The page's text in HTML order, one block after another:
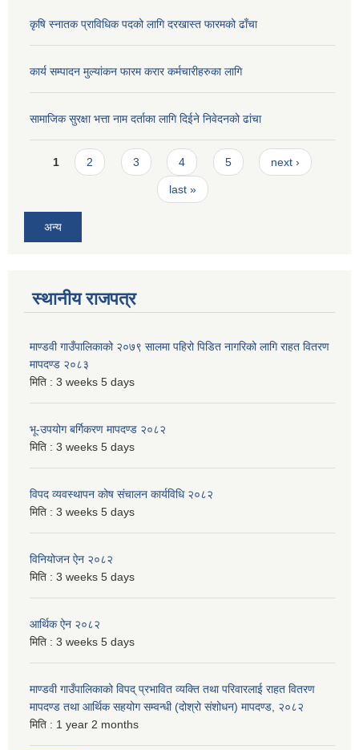
कृषि स्नातक प्राविधिक पदको लागि दरखास्त फारमको ढाँचा
कार्य सम्पादन मुल्यांकन फारम करार कर्मचारीहरुका लागि
सामाजिक सुरक्षा भत्ता नाम दर्ताका लागि दिईने निवेदनको ढांचा
Pages
1 2 3 4 5 next ›
last »
अन्य
स्थानीय राजपत्र
माण्डवी गाउँपालिकाको २०७९ सालमा पहिरो पिडित नागरिको लागि राहत वितरण
मापदण्ड २०८३
मिति : 3 weeks 5 days
भू-उपयोग बर्गिकरण मापदण्ड २०८२
मिति : 3 weeks 5 days
विपद व्यवस्थापन कोष संचालन कार्यविधि २०८२
मिति : 3 weeks 5 days
विनियोजन ऐन २०८२
मिति : 3 weeks 5 days
आर्थिक ऐन २०८२
मिति : 3 weeks 5 days
माण्डवी गाउँपालिकाको विपद् प्रभावित व्यक्ति तथा परिवारलाई राहत वितरण
मापदण्ड तथा आर्थिक सहयोग सम्वन्धी (दोश्रो संशोधन) मापदण्ड, २०८२
मिति : 1 year 2 months